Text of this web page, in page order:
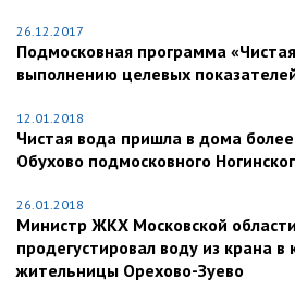
26.12.2017
Подмосковная программа
выполнению целевых
12.01.2018
Чистая вода пришла в дома
Обухово подмосковного
26.01.2018
Министр ЖКХ Московской
продегустировал воду из крана в
жительницы Орехово-Зуево